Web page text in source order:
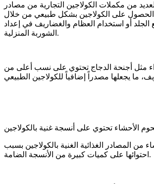
من مكملات الكولاجين التجارية من مصادر
الحصول على الكولاجين بشكل طبيعي من خلال
الجلد أو استخدام العظام والغضاريف في إعداد
الشوربة المنزلية.
مثل أجنحة الدجاج تحتوي على نسب أعلى من
الأحشاء تحتوي على أنسجة غنية بالكولاجين
من المصادر الغذائية الغنية بالكولاجين بسبب
احتوائها على كميات كبيرة من الأنسجة الضامة.